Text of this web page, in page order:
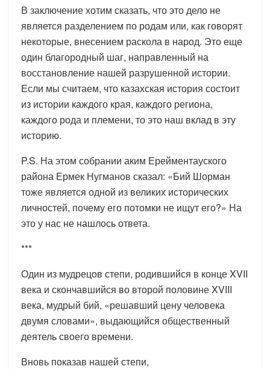
В заключение хотим сказать, что это дело не
является разделением по родам или, как говорят
некоторые, внесением раскола в народ. Это еще
один благородный шаг, направленный на
восстановление нашей разрушенной истории.
Если мы считаем, что казахская история состоит
из истории каждого края, каждого региона,
каждого рода и племени, то это наш вклад в эту
историю.
P.S. На этом собрании аким Ерейментауского
района Ермек Нугманов сказал: «Бий Шорман
тоже является одной из великих исторических
личностей, почему его потомки не ищут его?» На
это у нас не нашлось ответа.
***
Один из мудрецов степи, родившийся в конце XVII
века и скончавшийся во второй половине XVIII
века, мудрый бий, «решавший цену человека
двумя словами», выдающийся общественный
деятель своего времени.
Вновь показав нашей степи,